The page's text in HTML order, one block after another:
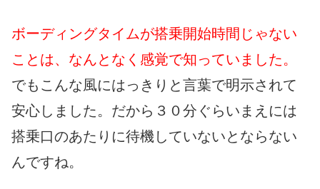
ボーディングタイムが搭乗開始時間じゃない
ことは、なんとなく感覚で知っていました。
でもこんな風にはっきりと言葉で明示されて
安心しました。だから３０分ぐらいまえには
搭乗口のあたりに待機していないとならない
んですね。